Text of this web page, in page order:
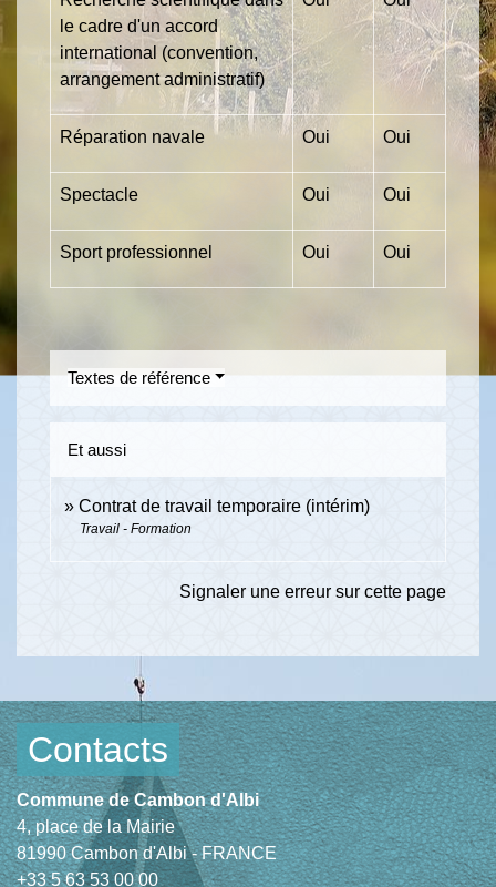
le cadre d'un accord
international (convention,
arrangement administratif)
Réparation navale Oui Oui
Spectacle Oui Oui
Sport professionnel Oui Oui
Textes de référence
Et aussi
Contrat de travail temporaire (intérim)
Travail - Formation
Signaler une erreur sur cette page
Contacts
Commune de Cambon d'Albi
4, place de la Mairie
81990 Cambon d'Albi - FRANCE
+33 5 63 53 00 00